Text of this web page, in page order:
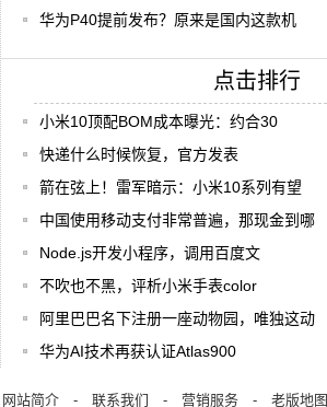
华为P40提前发布？原来是国内这款机
点击排行
小米10顶配BOM成本曝光：约合30
快递什么时候恢复，官方发表
箭在弦上！雷军暗示：小米10系列有望
中国使用移动支付非常普遍，那现金到哪
Node.js开发小程序，调用百度文
不吹也不黑，评析小米手表color
阿里巴巴名下注册一座动物园，唯独这动
华为AI技术再获认证Atlas900
网站简介 - 联系我们 - 营销服务 - 老版地图